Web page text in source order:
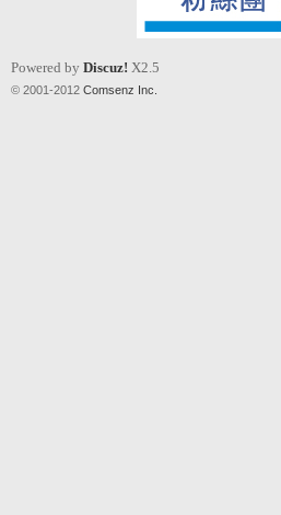
Powered by Discuz! X2.5
© 2001-2012 Comsenz Inc.